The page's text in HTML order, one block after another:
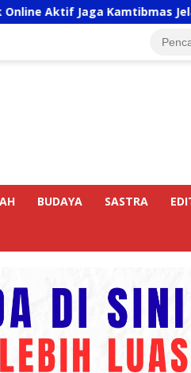
Kamtibmas Jelang HUT RI
BUDAYA SASTRA